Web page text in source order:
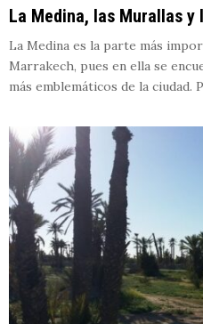
La Medina, las Murallas
La Medina es la parte más
Marrakech, pues en ella se
más emblemáticos de la ciudad.